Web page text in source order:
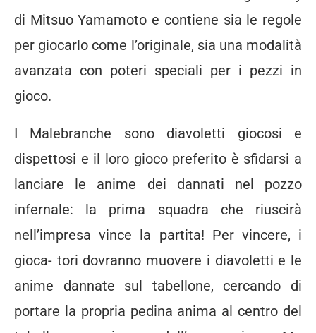
di Mitsuo Yamamoto e contiene sia le regole
per giocarlo come l’originale, sia una modalità
avanzata con poteri speciali per i pezzi in
gioco.
I Malebranche sono diavoletti giocosi e
dispettosi e il loro gioco preferito è sfidarsi a
lanciare le anime dei dannati nel pozzo
infernale: la prima squadra che riuscirà
nell’impresa vince la partita! Per vincere, i
gioca- tori dovranno muovere i diavoletti e le
anime dannate sul tabellone, cercando di
portare la propria pedina anima al centro del